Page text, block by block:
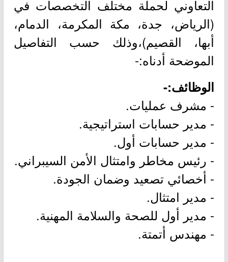
التعاوني لحملة مختلف التخصصات في
(الرياض، جدة، مكة المكرمة، الدمام،
أبها، القصيم)،وذلك حسب التفاصيل
الموضحة أدناه:-
الوظائف:-
- مشرف عمليات.
- مدير حسابات استراتيجية.
- مدير حسابات أول.
- رئيس مخاطر وامتثال الأمن السيبراني.
- أخصائي تصعيد وضمان الجودة.
- مدير امتثال.
- مدير أول للصحة والسلامة المهنية.
- مهندس أتمتة.